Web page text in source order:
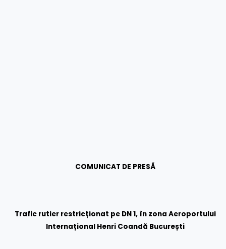
COMUNICAT DE PRESĂ
Trafic rutier restricționat pe DN 1, în zona Aeroportului
Internațional Henri Coandă București